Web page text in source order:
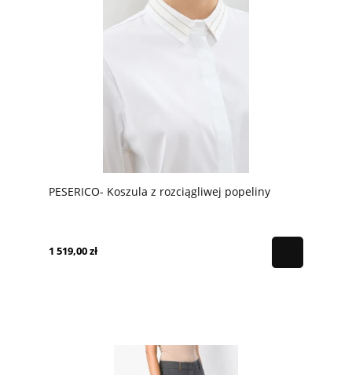
PESERICO- Koszula z rozciągliwej popeliny
1 519,00 zł